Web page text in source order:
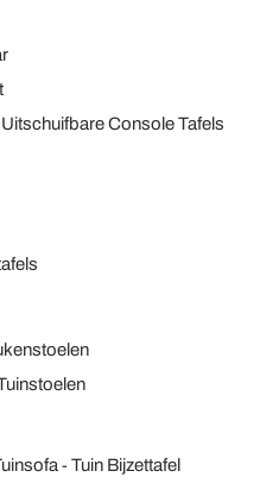
Uitschuifbare Console Tafels
Tuin Bijzettafel